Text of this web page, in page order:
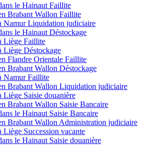
le Hainaut Faillite
Brabant Wallon Faillite
Namur Liquidation judiciaire
le Hainaut Déstockage
Liège Faillite
Liège Déstockage
Flandre Orientale Faillite
Brabant Wallon Déstockage
Namur Faillite
Brabant Wallon Liquidation judiciaire
Liège Saisie douanière
Brabant Wallon Saisie Bancaire
le Hainaut Saisie Bancaire
Brabant Wallon Administration judiciaire
Liège Succession vacante
le Hainaut Saisie douanière